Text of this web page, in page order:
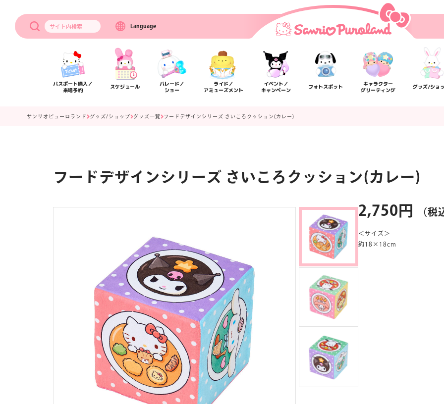
サイト内検索 Language
パスポート購入／
来場予約
スケジュール
パレード／
ショー
ライド／
アミューズメント
イベント／
キャンペーン
フォトスポット
キャラクター
グリーティング
グッズ/ショ
よくあるご質問
サンリオピューロランド グッズ/ショップ グッズ一覧 フードデザインシリーズ さいころクッション(カレー)
フードデザインシリーズ さいころクッション(カレー)
2,750円 （税
＜サイズ＞
約18×18cm